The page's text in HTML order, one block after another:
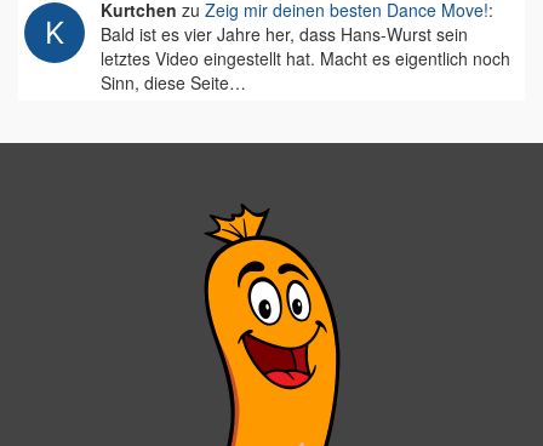
Kurtchen zu Zeig mir deinen besten Dance Move!:
Bald ist es vier Jahre her, dass Hans-Wurst sein
letztes Video eingestellt hat. Macht es eigentlich noch
Sinn, diese Seite…